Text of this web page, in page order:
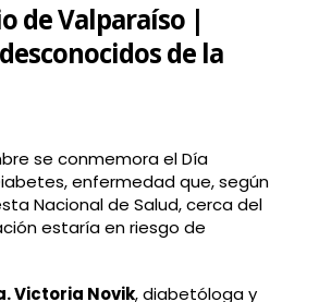
de Valparaíso |
de la
se conmemora el Día
enfermedad que, según
Nacional de Salud, cerca del
estaría en riesgo de
Victoria Novik, diabetóloga y